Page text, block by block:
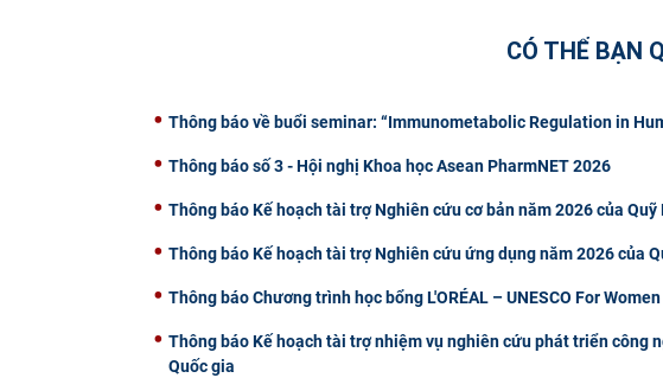
CÓ THỂ BẠN
Thông báo về buổi seminar: “Immunometabolic Regulation in
Thông báo số 3 - Hội nghị Khoa học Asean PharmNET 2026
Thông báo Kế hoạch tài trợ Nghiên cứu cơ bản năm 2026 của
Thông báo Kế hoạch tài trợ Nghiên cứu ứng dụng năm 2026 của
Thông báo Chương trình học bổng L'ORÉAL – UNESCO For
Thông báo Kế hoạch tài trợ nhiệm vụ nghiên cứu phát triển công
Quốc gia